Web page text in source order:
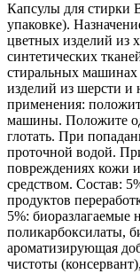
Капсулы для стирки
упаковке).
цветных изделий из
синтетических
стиральных машинах
изделий из шерсти и
применения:
машины. Положите
глотать. При
проточной водой.
повреждениях кожи
средством. Состав:
продуктов
5%:
поликарбоксилаты,
ароматизирующая
чистоты